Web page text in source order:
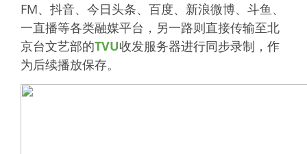
FM、抖音、今日头条、百度、新浪微博、斗鱼、
一直播等各类融媒平台，另一路则直接传输至北
京台文艺部的TVU收发服务器进行同步录制，作
为后续播放保存。